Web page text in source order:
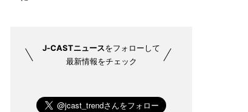
J-CASTニュースをフォローして
最新情報をチェック